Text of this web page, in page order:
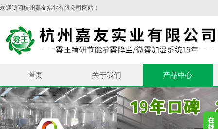
欢迎访问杭州嘉友实业有限公司网站！
首页 关于我们 产品中心